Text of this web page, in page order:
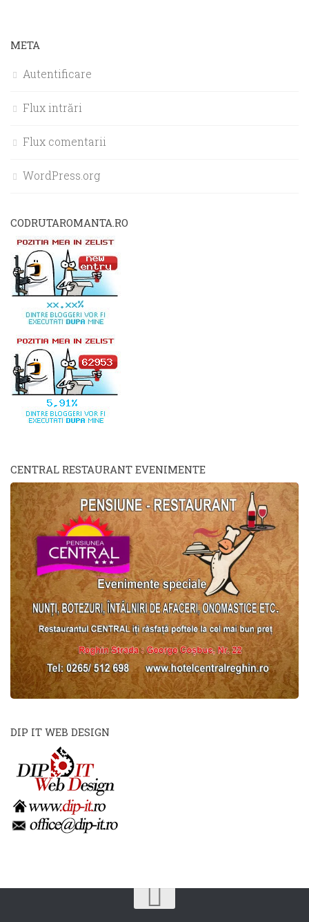
META
Autentificare
Flux intrări
Flux comentarii
WordPress.org
CODRUTAROMANTA.RO
CENTRAL RESTAURANT EVENIMENTE
DIP IT WEB DESIGN